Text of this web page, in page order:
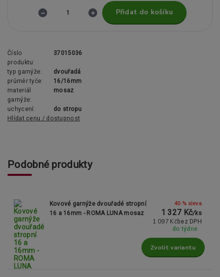
Přidat do košíku
Číslo
produktu:
37015036
typ garnýže:
dvouřadá
průměr tyče:
16/16mm
materiál
garnýže:
mosaz
uchycení:
do stropu
Hlídat cenu / dostupnost
Podobné produkty
Kovové garnýže dvouřadé stropní
16 a 16mm - ROMA LUNA mosaz
40 % sleva
1 327 Kč/ks
1 097 Kč bez DPH
do týdne
Zvolit variantu